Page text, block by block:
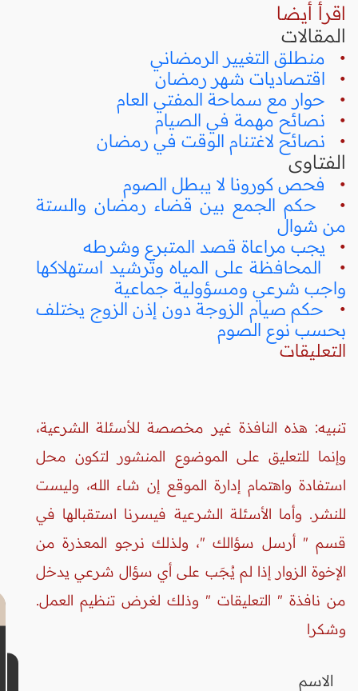
اقرأ أيضا
المقالات
• منطلق التغيير الرمضاني
• اقتصاديات شهر رمضان
• حوار مع سماحة المفتي العام
• نصائح مهمة في الصيام
• نصائح لاغتنام الوقت في رمضان
الفتاوى
• فحص كورونا لا يبطل الصوم
• حكم الجمع بين قضاء رمضان والستة
من شوال
• يجب مراعاة قصد المتبرع وشرطه
• المحافظة على المياه وترشيد استهلاكها
واجب شرعي ومسؤولية جماعية
• حكم صيام الزوجة دون إذن الزوج يختلف
بحسب نوع الصوم
التعليقات
تنبيه: هذه النافذة غير مخصصة للأسئلة الشرعية،
وإنما للتعليق على الموضوع المنشور لتكون محل
استفادة واهتمام إدارة الموقع إن شاء الله، وليست
للنشر. وأما الأسئلة الشرعية فيسرنا استقبالها في
قسم " أرسل سؤالك "، ولذلك نرجو المعذرة من
الإخوة الزوار إذا لم يُجَب على أي سؤال شرعي يدخل
من نافذة " التعليقات " وذلك لغرض تنظيم العمل.
وشكرا
الاسم